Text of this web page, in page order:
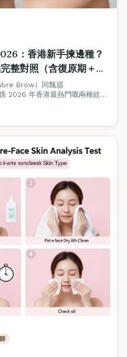
：香港新手揀邊種？
整對照（含復原期＋價
Brow）同飄眉
2026 年香港最熱門嘅兩種紋繡
Academy 紋繡導師團隊用